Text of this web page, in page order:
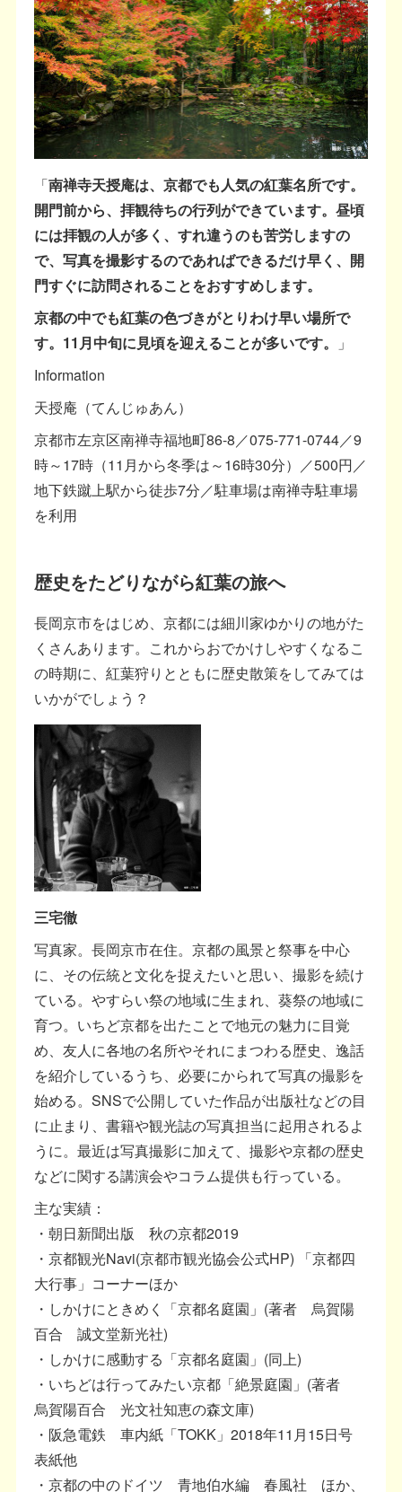
「南禅寺天授庵は、京都でも人気の紅葉名所です。
開門前から、拝観待ちの行列ができています。昼頃
には拝観の人が多く、すれ違うのも苦労しますの
で、写真を撮影するのであればできるだけ早く、開
門すぐに訪問されることをおすすめします。
京都の中でも紅葉の色づきがとりわけ早い場所で
す。11月中旬に見頃を迎えることが多いです。
」
Information
天授庵（てんじゅあん）
京都市左京区南禅寺福地町86-8／075-771-0744／9
時～17時（11月から冬季は～16時30分）／500円／
地下鉄蹴上駅から徒歩7分／駐車場は南禅寺駐車場
を利用
歴史をたどりながら紅葉の旅へ
長岡京市をはじめ、京都には細川家ゆかりの地がた
くさんあります。これからおでかけしやすくなるこ
の時期に、紅葉狩りとともに歴史散策をしてみては
いかがでしょう？
三宅徹
写真家。長岡京市在住。京都の風景と祭事を中心
に、その伝統と文化を捉えたいと思い、撮影を続け
ている。やすらい祭の地域に生まれ、葵祭の地域に
育つ。いちど京都を出たことで地元の魅力に目覚
め、友人に各地の名所やそれにまつわる歴史、逸話
を紹介しているうち、必要にかられて写真の撮影を
始める。SNSで公開していた作品が出版社などの目
に止まり、書籍や観光誌の写真担当に起用されるよ
うに。最近は写真撮影に加えて、撮影や京都の歴史
などに関する講演会やコラム提供も行っている。
主な実績：
・朝日新聞出版 秋の京都2019
・京都観光Navi(京都市観光協会公式HP) 「京都四
大行事」コーナーほか
・しかけにときめく「京都名庭園」(著者 烏賀陽
百合 誠文堂新光社)
・しかけに感動する「京都名庭園」(同上)
・いちどは行ってみたい京都「絶景庭園」(著者
烏賀陽百合 光文社知恵の森文庫)
・阪急電鉄 車内紙「TOKK」2018年11月15日号
表紙他
・京都の中のドイツ 青地伯水編 春風社 ほか、